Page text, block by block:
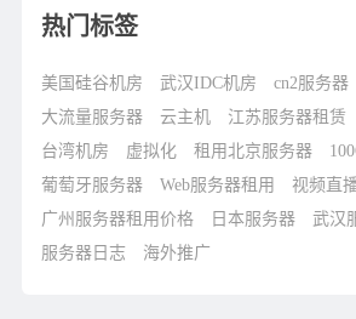
热门标签
美国硅谷机房 武汉IDC机房 cn2服务器
大流量服务器
云主机 江苏服务器租赁
台湾机房
虚拟化 租用北京服务器
葡萄牙服务器
Web服务器租用
视频直
广州服务器租用价格
日本服务器
武汉
服务器日志
海外推广